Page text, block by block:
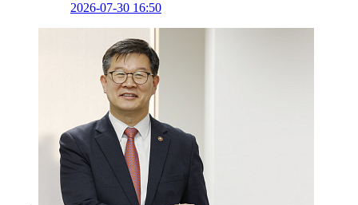
2026-07-30 16:50